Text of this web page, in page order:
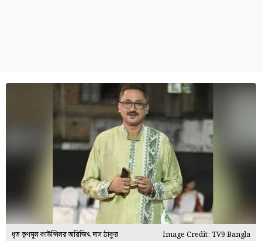
ধৃত তৃণমূল কাউন্সিলর অরিজিৎ দাস ঠাকুর Image Credit: TV9 Bangla